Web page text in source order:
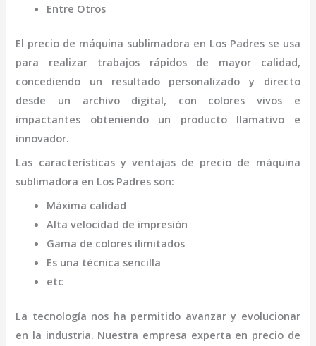
Entre Otros
El precio de máquina sublimadora en Los Padres se usa
para realizar trabajos rápidos de mayor calidad,
concediendo un resultado personalizado y directo
desde un archivo digital, con colores vivos e
impactantes obteniendo un producto llamativo e
innovador.
Las características y ventajas de precio de máquina
sublimadora en Los Padres son:
Máxima calidad
Alta velocidad de impresión
Gama de colores ilimitados
Es una técnica sencilla
etc
La tecnología nos ha permitido avanzar y evolucionar
en la industria. Nuestra empresa experta en precio de